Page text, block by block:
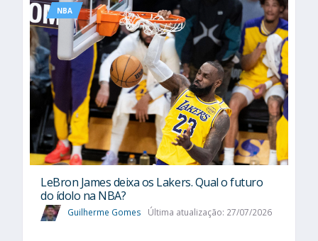
NBA
LeBron James deixa os Lakers. Qual o futuro
do ídolo na NBA?
Guilherme Gomes Última atualização: 27/07/2026